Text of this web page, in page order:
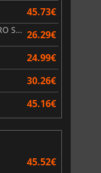
45.73€
DRAGON BALL Sparking! ZERO Super Limit Breaking NEO 26.29€
24.99€
30.26€
45.16€
45.52€